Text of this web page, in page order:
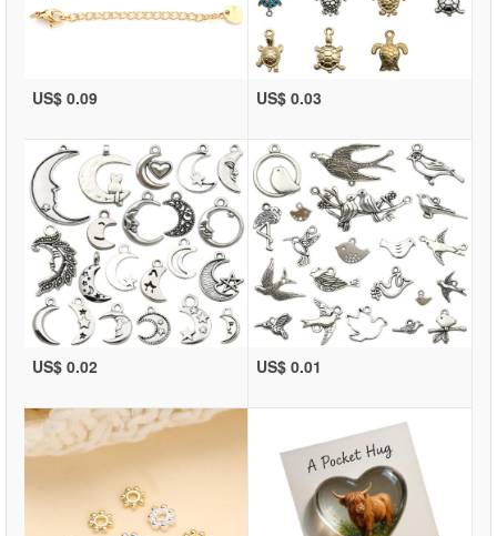
US$ 0.09 US$ 0.03
US$ 0.02 US$ 0.01